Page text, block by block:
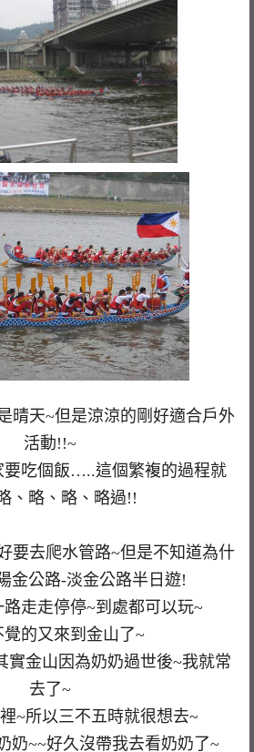
晴天~但是涼涼的剛好適合戶外
活動!!~
要吃個飯…..這個繁複的過程就
、略、略、略過!!
要去爬水管路~但是不知道為什
金公路-淡金公路半日遊!
走走停停~到處都可以玩~
覺的又來到金山了~
實金山因為奶奶過世後~我就常
去了~
~所以三不五時就很想去~
奶~~好久沒帶我去看奶奶了~